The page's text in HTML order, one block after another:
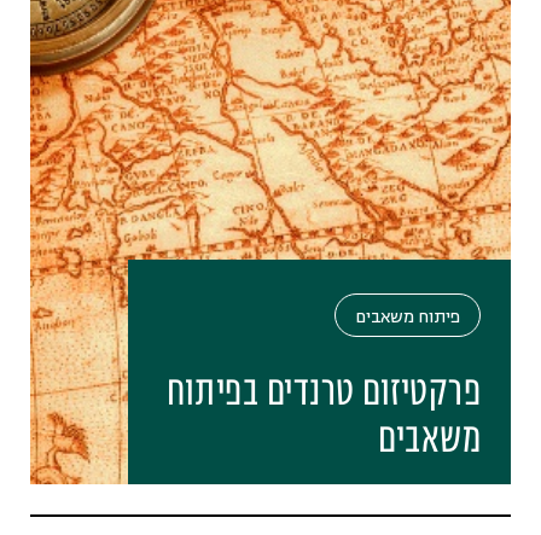
פיתוח משאבים
פרקטיזום טרנדים בפיתוח
משאבים